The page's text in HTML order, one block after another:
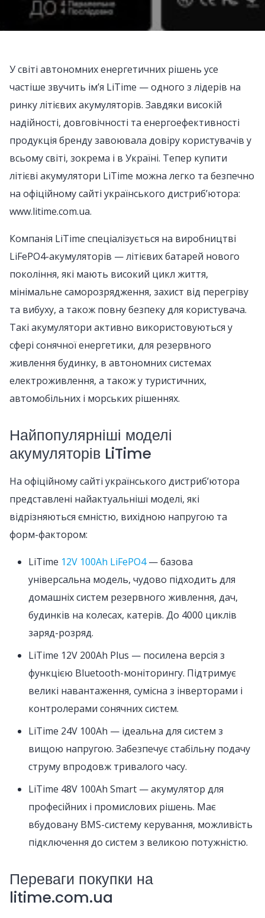
У світі автономних енергетичних рішень усе
частіше звучить ім’я LiTime — одного з лідерів на
ринку літієвих акумуляторів. Завдяки високій
надійності, довговічності та енергоефективності
продукція бренду завоювала довіру користувачів у
всьому світі, зокрема і в Україні. Тепер купити
літієві акумулятори LiTime можна легко та безпечно
на офіційному сайті українського дистрибʼютора:
www.litime.com.ua.
Компанія LiTime спеціалізується на виробництві
LiFePO4-акумуляторів — літієвих батарей нового
покоління, які мають високий цикл життя,
мінімальне саморозрядження, захист від перегріву
та вибуху, а також повну безпеку для користувача.
Такі акумулятори активно використовуються у
сфері сонячної енергетики, для резервного
живлення будинку, в автономних системах
електроживлення, а також у туристичних,
автомобільних і морських рішеннях.
Найпопулярніші моделі
акумуляторів LiTime
На офіційному сайті українського дистрибʼютора
представлені найактуальніші моделі, які
відрізняються ємністю, вихідною напругою та
форм-фактором:
LiTime 12V 100Ah LiFePO4— базова
універсальна модель, чудово підходить для
домашніх систем резервного живлення, дач,
будинків на колесах, катерів. До 4000 циклів
заряд-розряд.
LiTime 12V 200Ah Plus — посилена версія з
функцією Bluetooth-моніторингу. Підтримує
великі навантаження, сумісна з інверторами і
контролерами сонячних систем.
LiTime 24V 100Ah — ідеальна для систем з
вищою напругою. Забезпечує стабільну подачу
струму впродовж тривалого часу.
LiTime 48V 100Ah Smart — акумулятор для
професійних і промислових рішень. Має
вбудовану BMS-систему керування, можливість
підключення до систем з великою потужністю.
Переваги покупки на
litime.com.ua